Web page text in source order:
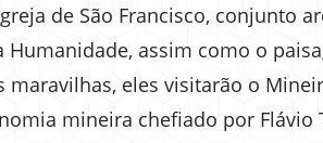
de São Francisco, conjunto
Humanidade, assim como o
maravilhas, eles visitarão o
mineira chefiado por Flávio